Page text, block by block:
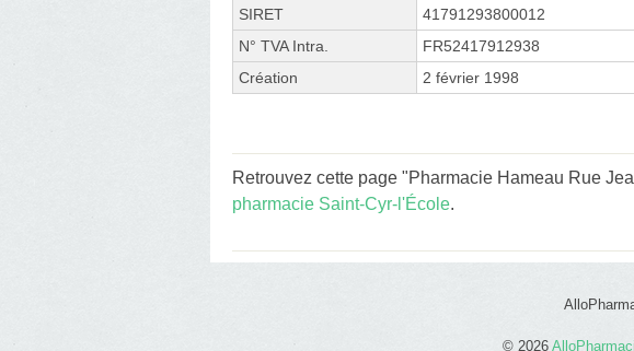
SIRET
41791293800012
N° TVA Intra.
FR52417912938
Création
2 février 1998
Retrouvez cette page "Pharmacie Hameau Rue
pharmacie Saint-Cyr-l'École.
© 2026